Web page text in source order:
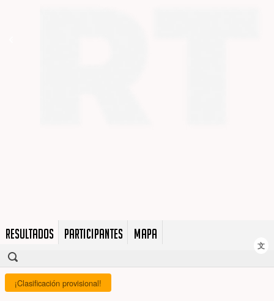
RESULTADOS PARTICIPANTES MAPA
文
¡Clasificación provisional!